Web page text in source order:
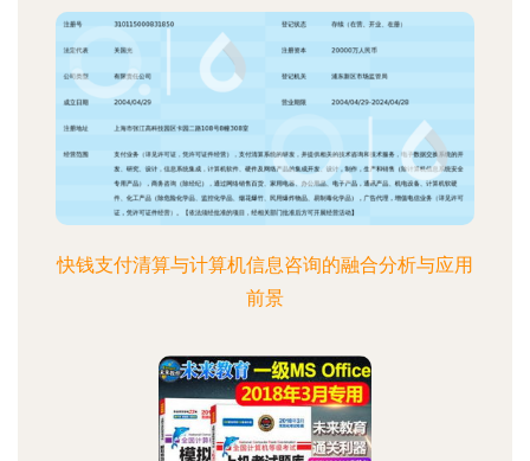
快钱支付清算与计算机信息咨询的融合分析与应用
前景